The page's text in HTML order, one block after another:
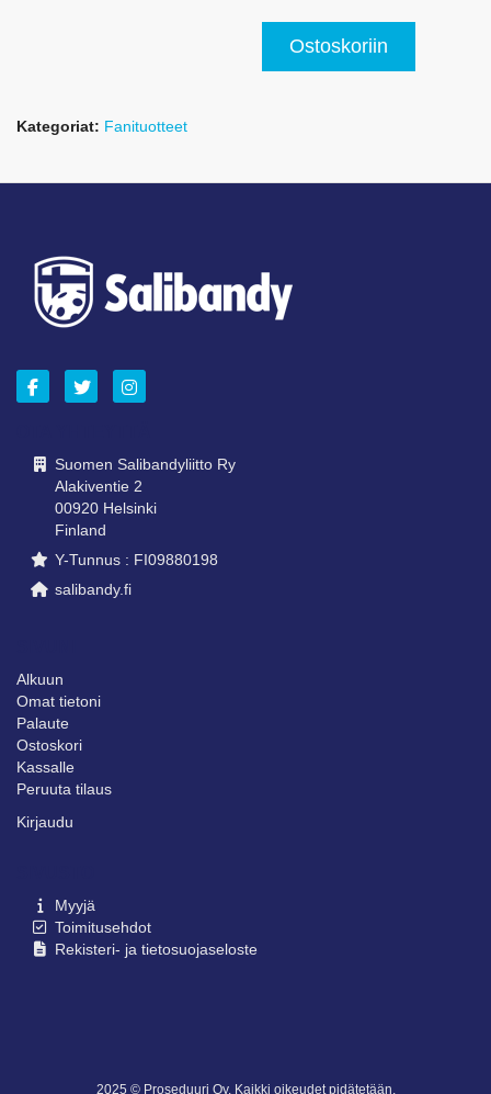
Ostoskoriin
Kategoriat: Fanituotteet
Suomen Salibandyliitto Ry
Alakiventie 2
00920 Helsinki
Finland
Y-Tunnus : FI09880198
salibandy.fi
Alkuun
Omat tietoni
Palaute
Ostoskori
Kassalle
Peruuta tilaus
Kirjaudu
Myyjä
Toimitusehdot
Rekisteri- ja tietosuojaseloste
2025 © Proseduuri Oy. Kaikki oikeudet pidätetään.